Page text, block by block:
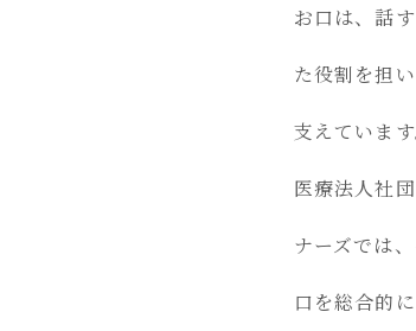
お口は、話
た役割を担
支えていま
医療法人社
ナーズでは
口を総合的